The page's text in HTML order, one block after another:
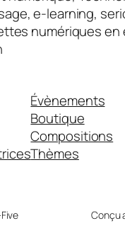
e-learning,
numériques en
Évènements
Boutique
Compositions
Thèmes
Conçu